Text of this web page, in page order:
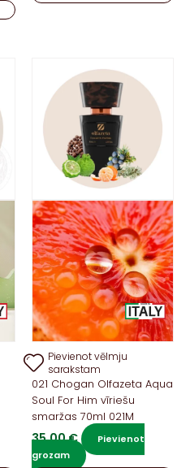
Pievienot vēlmju
sarakstam
021 Chogan Olfazeta Aqua
Soul For Him vīriešu
smaržas 70ml 021M
35,00€
Pievienot
grozam